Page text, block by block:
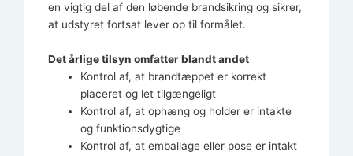
en vigtig del af den løbende brandsikring og sikrer,
at udstyret fortsat lever op til formålet.
Det årlige tilsyn omfatter blandt andet
Kontrol af, at brandtæppet er korrekt
placeret og let tilgængeligt
Kontrol af, at ophæng og holder er intakte
og funktionsdygtige
Kontrol af, at emballage eller pose er intakt